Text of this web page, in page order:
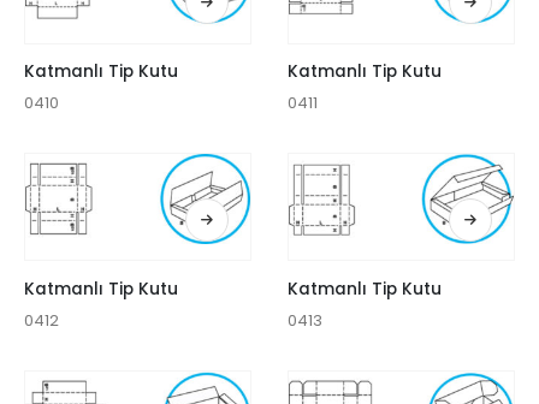
Katmanlı Tip Kutu
0410
Katmanlı Tip Kutu
0411
Katmanlı Tip Kutu
0412
Katmanlı Tip Kutu
0413